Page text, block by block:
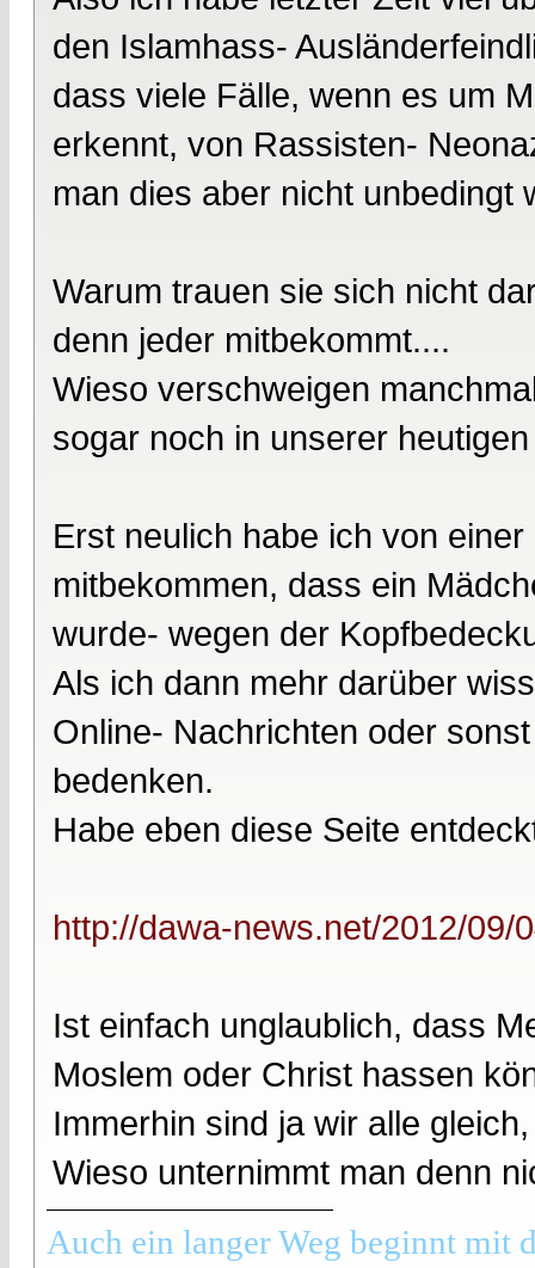
den Islamhass-
dass viele Fälle, wenn es um
erkennt, von Rassisten-
man dies aber nicht unbedingt
Warum trauen sie sich nicht
denn jeder mitbekommt....
Wieso verschweigen
sogar noch in unserer
Erst neulich habe ich von
mitbekommen, dass ein
wurde- wegen der
Als ich dann mehr darüber
Online- Nachrichten oder
bedenken.
Habe eben diese Seite
http://dawa-news.net/2012/09/
Ist einfach unglaublich, dass
Moslem oder Christ hassen
Immerhin sind ja wir alle
Wieso unternimmt man denn
Auch ein langer Weg beginnt mit